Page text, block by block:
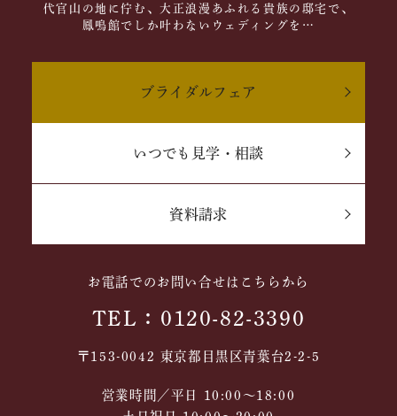
代官山の地に佇む、大正浪漫あふれる貴族の邸宅で、
鳳鳴館でしか叶わないウェディングを…
ブライダルフェア
いつでも見学・相談
資料請求
お電話でのお問い合せはこちらから
TEL：0120-82-3390
〒153-0042 東京都目黒区青葉台2-2-5
営業時間／平日 10:00～18:00